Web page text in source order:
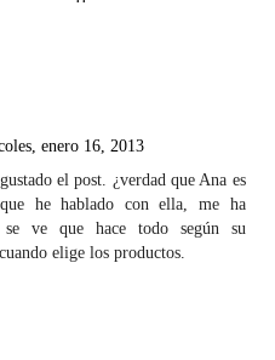
enero 16, 2013
el post. ¿verdad que Ana es
que he hablado con ella, me ha
se ve que hace todo según su
elige los productos.